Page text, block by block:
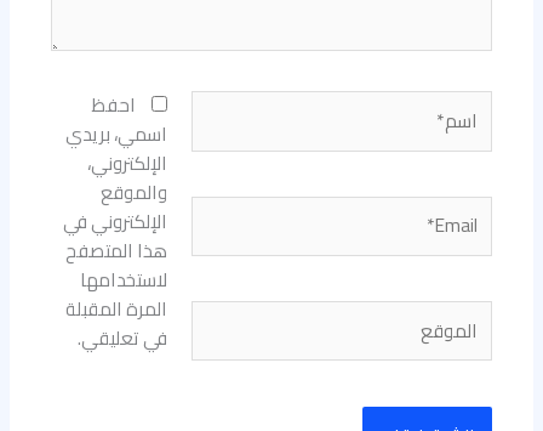
اسم*
Email*
الموقع
احفظ
اسمي، بريدي
الإلكتروني،
والموقع
الإلكتروني في
هذا المتصفح
لاستخدامها
المرة المقبلة
في تعليقي.